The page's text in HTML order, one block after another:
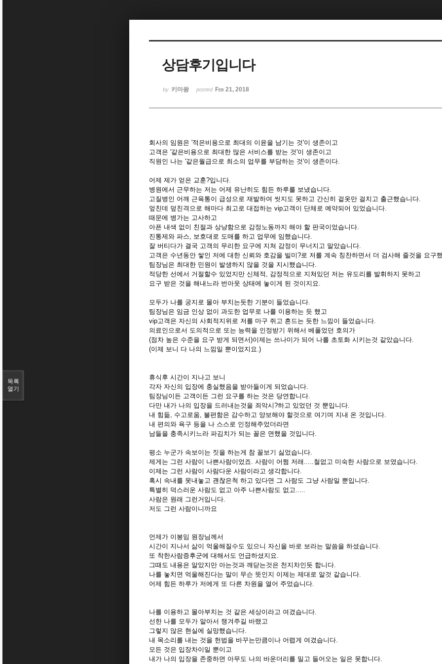
상담후기입니다
by 키마왕 posted Feb 21, 2018
회사의 임원은 '적은비용으로 최대의 이윤을 남기는 것'이 생존이고
고객은 '같은비용으로 최대한 많은 서비스를 받는 것'이 생존이고
직원인 나는 '같은월급으로 최소의 업무를 부담하는 것'이 생존이다.
어제 제가 얻은 교훈?입니다.
병원에서 근무하는 저는 어제 유난히도 힘든 하루를 보냈습니다.
고질병인 어깨 근육통이 급성으로 재발하여 씻지도 못하고 간신히 겉옷만 걸치고 출근했습니다.
엎친데 덮친격으로 해마다 최고로 대접하는 vip고객이 단체로 예약되어 있었습니다.
때문에 병가는 고사하고
아픈 내색 없이 친절과 상냥함으로 감정노동까지 해야 할 판국이었습니다.
진통제와 파스, 보호대로 도매를 하고 업무에 임했습니다.
잘 버티다가 결국 고객의 무리한 요구에 지쳐 감정이 무너지고 말았습니다.
고객은 수년동안 쌓인 저에 대한 신뢰와 호감을 빌미?로 저를 계속 칭찬하면서 더 검사해 줄것을 요구
팀장님은 최대한 민원이 발생하지 않을 것을 지시했습니다.
적당한 선에서 거절할수 있었지만 신체적, 감정적으로 지쳐있던 저는 유도리를 발휘하지 못하고
요구 받은 것을 해내느라 번아웃 상태에 놓이게 된 것이지요.
모두가 나를 궁지로 몰아 부치는듯한 기분이 들었습니다.
팀장님은 임금 인상 없이 과도한 업무로 나를 이용하는 듯 했고
vip고객은 자신의 사회적지위로 저를 마구 쥐고 흔드는 듯한 느낌이 들었습니다.
의료인으로서 도의적으로 또는 능력을 인정받기 위해서 베풀었던 호의가
(점차 높은 수준을 요구 받게 되면서)이제는 쓰나미가 되어 나를 초토화 시키는것 같았습니다.
(이제 보니 다 나의 느낌일 뿐이었지요.)
휴식후 시간이 지나고 보니
각자 자신의 입장에 충실했음을 받아들이게 되었습니다.
팀장님이든 고객이든 그런 요구를 하는 것은 당연합니다.
다만 내가 나의 입장을 드러내는것을 죄악시?하고 있었던 것 뿐입니다.
내 힘듦, 수고로움, 불편함은 감수하고 양보해야 할것으로 여기며 지내 온 것입니다.
내 편의와 욕구 등을 나 스스로 인정해주었더라면
남들을 충족시키느라 파김치가 되는 꼴은 면했을 것입니다.
평소 누군가 속보이는 짓을 하는게 참 꼴보기 싫었습니다.
제게는 그런 사람이 나쁜사람이었죠. 사람이 어쩜 저래.....철없고 미숙한 사람으로 보였습니다.
이제는 그런 사람이 사람다운 사람이라고 생각합니다.
혹시 속내를 못내놓고 괜찮은척 하고 있다면 그 사람도 그냥 사람일 뿐입니다.
특별히 덕스러운 사람도 없고 아주 나쁜사람도 없고.....
사람은 원래 그런거입니다.
저도 그런 사람이니까요
언제가 이봉임 원장님께서
시간이 지나서 삶이 억울해질수도 있으니 자신을 바로 보라는 말씀을 하셨습니다.
또 착한사람증후군에 대해서도 언급하셨지요.
그때도 내용은 알았지만 아는것과 깨닫는것은 천지차인듯 합니다.
나를 놓치면 억울해진다는 말이 무슨 뜻인지 이제는 제대로 알것 같습니다.
어제 힘든 하루가 저에게 또 다른 차원을 열어 주었습니다.
나를 이용하고 몰아부치는 것 같은 세상이라고 여겼습니다.
선한 나를 모두가 알아서 챙겨주길 바랬고
그렇지 않은 현실에 실망했습니다.
내 목소리를 내는 것을 헌법을 바꾸는만큼이나 어렵게 여겼습니다.
모든 것은 입장차이일 뿐이고
내가 나의 입장을 존중하면 아무도 나의 바운더리를 밀고 들어오는 일은 못합니다.
목록
열기
Sketchbook5, 스케치북5
Sketchbook5, 스케치북5